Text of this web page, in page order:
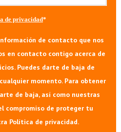
de privacidad*
de contacto que nos
en contacto contigo acerca de
Puedes darte de baja de
momento. Para obtener
de baja, así como nuestras
compromiso de proteger tu
Política de privacidad.